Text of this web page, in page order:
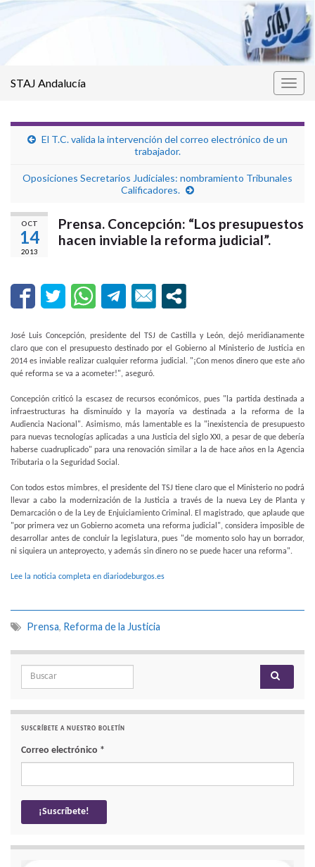
STAJ Andalucía
El T.C. valida la intervención del correo electrónico de un
trabajador.
Oposiciones Secretarios Judiciales: nombramiento Tribunales
Calificadores.
OCT
14
2013
Prensa. Concepción: “Los presupuestos
hacen inviable la reforma judicial”.
José Luis Concepción, presidente del TSJ de Castilla y León, dejó meridianamente
claro que con el presupuesto destinado por el Gobierno al Ministerio de Justicia en
2014 es inviable realizar cualquier reforma judicial. "¡Con menos dinero que este año
qué reforma se va a acometer!", aseguró.
Concepción criticó la escasez de recursos económicos, pues "la partida destinada a
infraestructuras ha disminuído y la mayoría va destinada a la reforma de la
Audiencia Nacional". Asimismo, más lamentable es la "inexistencia de presupuesto
para nuevas tecnologías aplicadas a una Justicia del siglo XXI, a pesar de que debería
haberse cuadruplicado" para una renovación similar a la de hace años en la Agencia
Tributaria o la Seguridad Social.
Con todos estos mimbres, el presidente del TSJ tiene claro que el Ministerio no podrá
llevar a cabo la modernización de la Justicia a través de la nueva Ley de Planta y
Demarcación o de la Ley de Enjuiciamiento Criminal. El magistrado, que aplaude que
"por primera vez un Gobierno acometa una reforma judicial", considera imposible de
desarrollar antes de concluir la legislatura, pues "de momento solo hay un borrador,
ni siquiera un anteproyecto, y además sin dinero no se puede hacer una reforma".
Lee la noticia completa en diariodeburgos.es
Prensa, Reforma de la Justicia
Search for:
SUSCRÍBETE A NUESTRO BOLETÍN
Correo electrónico *